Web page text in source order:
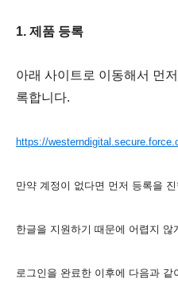
1. 제품 등록
아래 사이트로 이동해서 먼
록합니다.
https://
만약 계정이 없다면 먼저 등록을
한글을 지원하기 때문에 어렵지 않
로그인을 완료한 이후에 다음과 같